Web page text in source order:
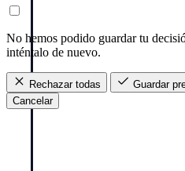
No hemos podido guardar tu
inténtalo de nuevo.
Rechazar todas
Guardar
Cancelar